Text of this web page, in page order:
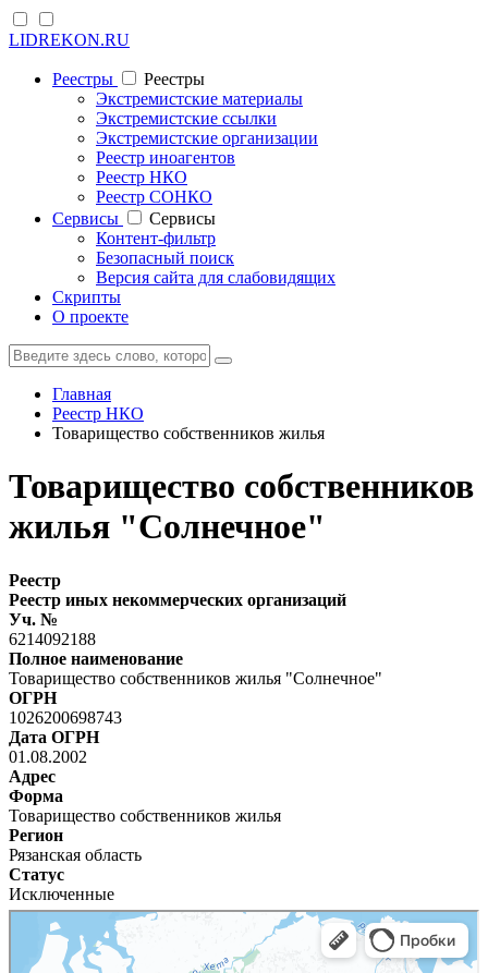
LIDREKON.RU
Реестры
Реестры
Экстремистские материалы
Экстремистские ссылки
Экстремистские организации
Реестр иноагентов
Реестр НКО
Реестр СОНКО
Cервисы
Cервисы
Контент-фильтр
Безопасный поиск
Версия сайта для слабовидящих
Скрипты
О проекте
Главная
Реестр НКО
Товарищество собственников жилья
Товарищество собственников
жилья "Солнечное"
Реестр
Реестр иных некоммерческих организаций
Уч. №
6214092188
Полное наименование
Товарищество собственников жилья "Солнечное"
ОГРН
1026200698743
Дата ОГРН
01.08.2002
Адрес
Форма
Товарищество собственников жилья
Регион
Рязанская область
Статус
Исключенные